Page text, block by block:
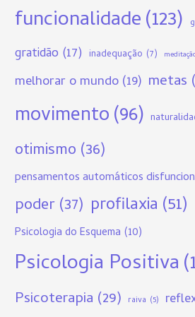
funcionalidade(123)
gratidão (17) inadequação (7)
melhorar o mundo(19) metas
movimento(96)
otimismo (36)
pensamentos automáticos
poder(37) profilaxia (51)
Psicologia do Esquema (10)
Psicologia Positiva
Psicoterapia (29) raiva (5)